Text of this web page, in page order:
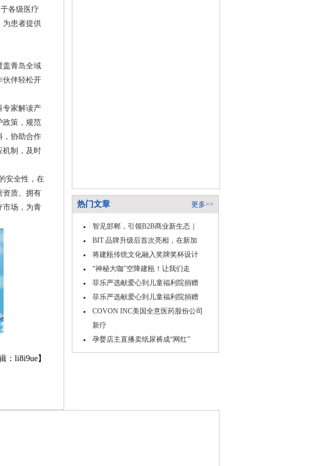
各级医疗
为患者提供
盖青岛全域
伙伴轻松开
专家解读产
政策，规范
，协助合作
机制，及时
安全性，在
资质、拥有
市场，为青
：li8i9ue】
热门文章 更多>>
智见邯郸，引领B2B商业新生态｜
BIT 品牌升级后首次亮相，在新加
将建瓯传统文化融入奖牌奖杯设计
“神秘大咖”空降建瓯！让我们走
菲乐严选献爱心到儿童福利院捐赠
菲乐严选献爱心到儿童福利院捐赠
COVON INC美国全意医药股份公司
新疗
孕婴店主直播卖纸尿裤成“网红”